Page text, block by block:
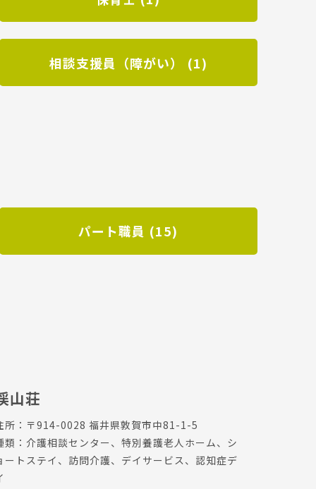
相談支援員（障がい） (1)
パート職員 (15)
山荘
所：〒914-0028 福井県敦賀市中81-1-5
類：介護相談センター、特別養護老人ホーム、シ
ートステイ、訪問介護、デイサービス、認知症デ